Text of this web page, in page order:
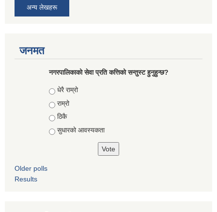
अन्य लेखहरू
जनमत
नगरपालिकाको सेवा प्रति कत्तिको सन्तुस्ट हुनुहुन्छ?
Choices
धेरै राम्रो
राम्रो
ठिकै
सुधारको आवस्यकता
Older polls
Results